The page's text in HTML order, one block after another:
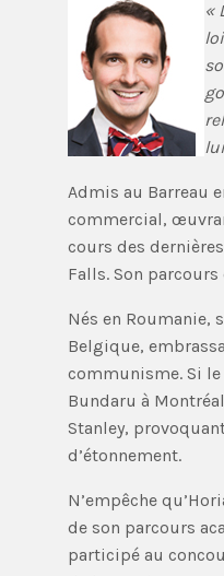
«
Admis au Barreau
commercial,
cours des
Falls. Son
Nés en Roumanie,
Belgique,
communisme. Si
Bundaru à
Stanley,
d’étonnement.
N’empêche
de son parcours
participé au